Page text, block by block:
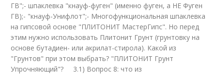
ГВ";- шпаклевка "кнауф-фуген" (именно фуген, а НЕ Фуген
ГВ);- "кнауф-Унифлот";- Многофункциональная шпаклевка
на гипсовой основе "ПЛИТОНИТ МастерГипс". Но перед
этим нужно использовать Плитонит Грунт (грунтовку на
основе бутадиен- или акрилат-стирола). Какой из
"Грунтов" при этом выбрать? "ПЛИТОНИТ Грунт
Упрочняющий"? 3.1) Вопрос 8: что из